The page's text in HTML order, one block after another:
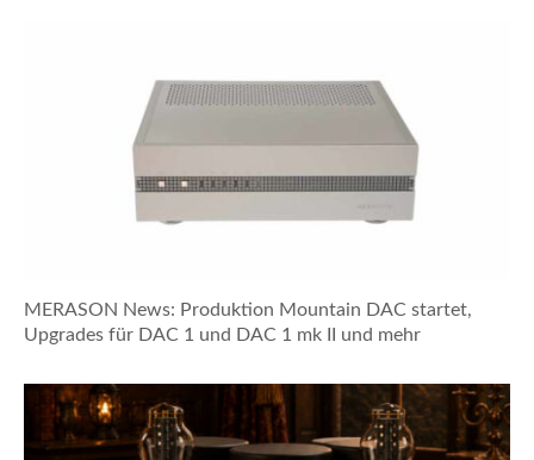
MERASON News: Produktion Mountain DAC startet,
Upgrades für DAC 1 und DAC 1 mk II und mehr